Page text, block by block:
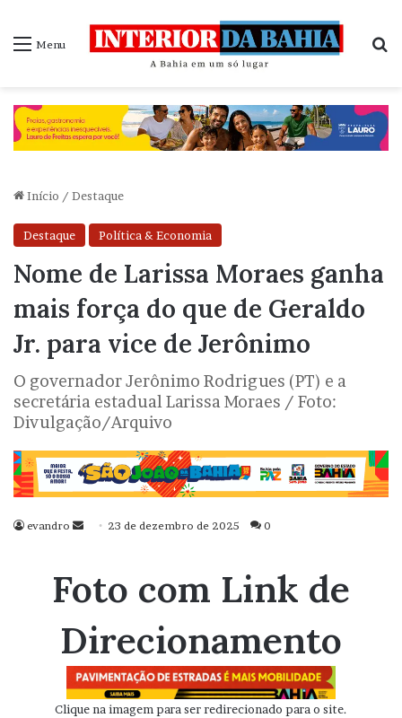
Menu
Início / Destaque
Destaque Política & Economia
Nome de Larissa Moraes ganha
mais força do que de Geraldo
Jr. para vice de Jerônimo
O governador Jerônimo Rodrigues (PT) e a
secretária estadual Larissa Moraes / Foto:
Divulgação/Arquivo
evandro
Mande
mail
23 de dezembro de 2025 0
Foto com Link de
Direcionamento
Clique na imagem para ser redirecionado para o site.